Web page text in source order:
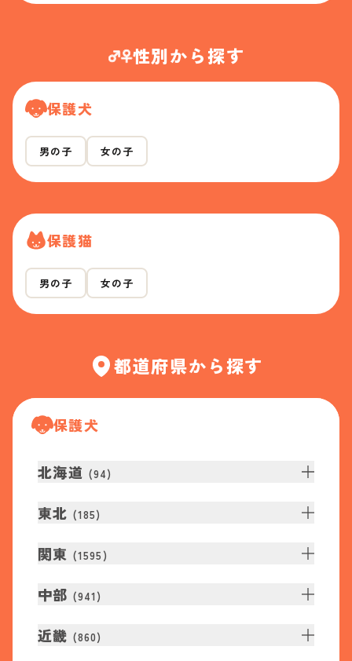
性別から探す
保護犬
男の子 女の子
保護猫
男の子 女の子
都道府県から探す
保護犬
北海道 (94)
東北 (185)
関東 (1595 )
中部 (941 )
近畿 (860)